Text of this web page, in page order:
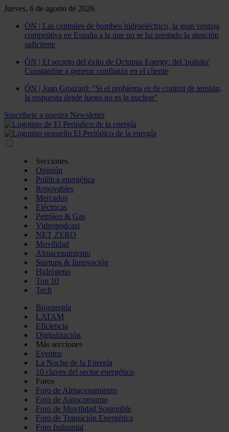
Jueves, 6 de agosto de 2026
ÓN | Las centrales de bombeo hidroeléctrico, la gran ventaja
competitiva en España a la que no se ha prestado la atención
suficiente
ÓN | El secreto del éxito de Octopus Energy: del 'pulpito'
Constantine a generar confianza en el cliente
ÓN | Joan Groizard: "Si el problema es de control de tensión,
la respuesta desde luego no es la nuclear"
Suscríbete a nuestra Newsletter
Secciones
Opinión
Política energética
Renovables
Mercados
Eléctricas
Petróleo & Gas
Videopodcast
NET ZERO
Movilidad
Almacenamiento
Startups & Innovación
Hidrógeno
Top 10
Tech
Bioenergía
LATAM
Eficiencia
Digitalización
Más secciones
Eventos
La Noche de la Energía
10 claves del sector energético
Foros
Foro de Almacenamiento
Foro de Autoconsumo
Foro de Movilidad Sostenible
Foro de Transición Energética
Foro Industrial